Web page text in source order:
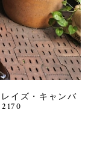
イズ・キャンバ